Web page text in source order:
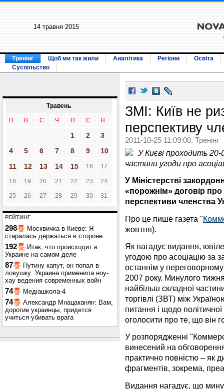
14 травня 2015
Тренінг Щоб ми так жили Аналітика Регіони
Освіта
Суспільство
Травень
П В С Ч П С Н
1 2
3
4
5 6 7 8 9
10
11
12 13 14 15 16 17
18 19 20 21 22 23 24
25 26 27 28 29 30 31
РЕЙТИНГ
298
Москвичка в Киеве: Я
старалась держаться в стороне...
192
Итак, что происходит в
Украине на самом деле
87
Путину капут, он попал в
ловушку: Украина применила ноу-
хау ведения современных войн
74 Медіашкола-4
74
Александр Мнацаканян: Вам,
дорогие украинцы, придется
учиться убивать врага
ЗМІ: Київ не
перспективу
2011-10-25 11:09:00. Тренінг
У Києві проходить 20-
частини угоди про
У Міністерстві
«порожнім» договір про
перспективи членства
Про це пише газета "
жовтня).
Як нагадує видання,
угодою про асоціацію за
останнім у
2007 року. Минулого
найбільш складної
торгівлі (ЗВТ) між
питання і щодо
оголосити про те, що він
У розпорядженні
винесений на
практично повністю – як
фрагментів, зокрема,
Видання нагадує, що